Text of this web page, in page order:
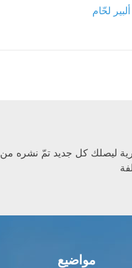
لحّام
ليصلك كل جديد تمّ نشره من
مواضيع